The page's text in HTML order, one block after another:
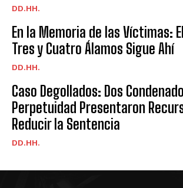
DD.HH.
En la Memoria de las Víctimas:
Tres y Cuatro Álamos Sigue Ahí
DD.HH.
Caso Degollados: Dos
Perpetuidad Presentaron
Reducir la Sentencia
DD.HH.